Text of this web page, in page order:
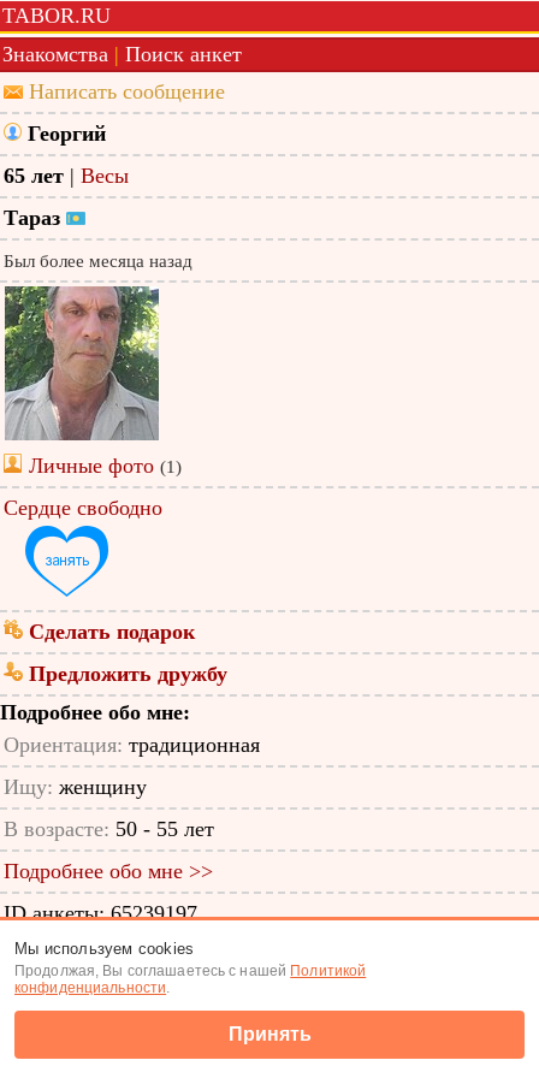
TABOR.RU
Знакомства | Поиск анкет
Написать сообщение
Георгий
65 лет | Весы
Тараз
Был более месяца назад
Личные фото (1)
Сердце свободно
Сделать подарок
Предложить дружбу
Подробнее обо мне:
Ориентация: традиционная
Ищу: женщину
В возрасте: 50 - 55 лет
Подробнее обо мне >>
ID анкеты: 65239197
Знакомства|Поиск анкет
(c) Tabor.ru 2026
Мы используем cookies
Продолжая, Вы соглашаетесь с нашей Политикой
конфиденциальности.
Принять